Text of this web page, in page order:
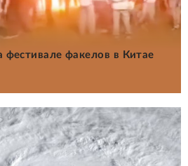
фестивале факелов в Китае